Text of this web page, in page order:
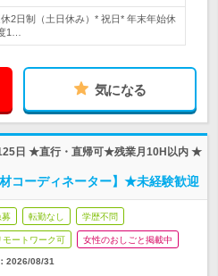
2日制（土日休み）* 祝日* 年末年始休
1…
気になる
日 ★直行・直帰可★残業月10H以内 ★
コーディネーター】★未経験歓迎
募 転勤なし 学歴不問
モートワーク可 女性のおしごと掲載中
2026/08/31